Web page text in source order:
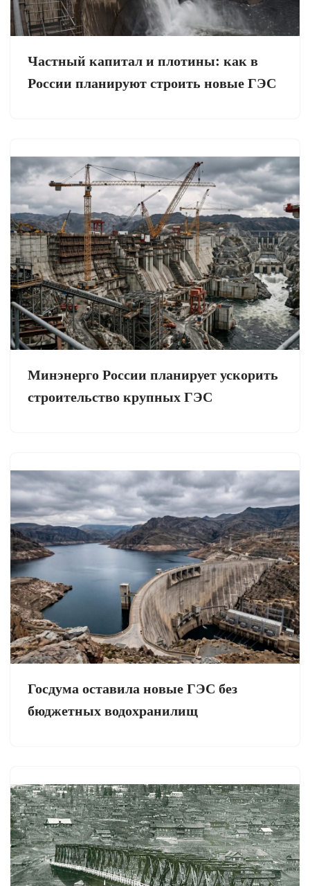
Частный капитал и плотины: как в
России планируют строить новые ГЭС
Минэнерго России планирует ускорить
строительство крупных ГЭС
Госдума оставила новые ГЭС без
бюджетных водохранилищ